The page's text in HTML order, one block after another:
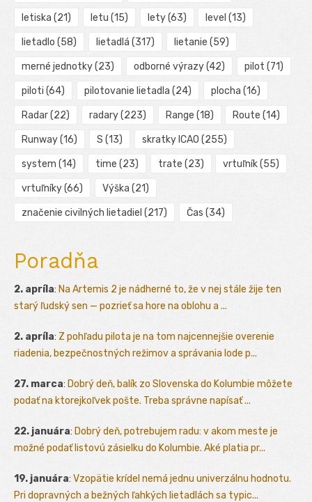
letiska (21) letu (15) lety(63) level (13)
lietadlo (58) lietadlá (317) lietanie (59)
merné jednotky(23) odborné výrazy(42) pilot (71)
piloti (64) pilotovanie lietadla (24) plocha (16)
Radar(22) radary(223) Range (18) Route (14)
Runway(16) S (13) skratky ICAO (255)
system (14) time (23) trate (23) vrtuľník(55)
vrtuľníky(66) Výška (21)
značenie civilných lietadiel (217) Čas (34)
Poradňa
2. apríla: Na Artemis 2 je nádherné to, že v nej stále žije ten
starý ľudský sen — pozrieť sa hore na oblohu a ...
2. apríla: Z pohľadu pilota je na tom najcennejšie overenie
riadenia, bezpečnostných režimov a správania lode p...
27. marca: Dobrý deň, balík zo Slovenska do Kolumbie môžete
podať na ktorejkoľvek pošte. Treba správne napísať ...
22. januára: Dobrý deň, potrebujem radu: v akom meste je
možné podať listovú zásielku do Kolumbie. Aké platia pr...
19. januára: Vzopätie krídel nemá jednu univerzálnu hodnotu.
Pri dopravných a bežných ľahkých lietadlách sa typic...